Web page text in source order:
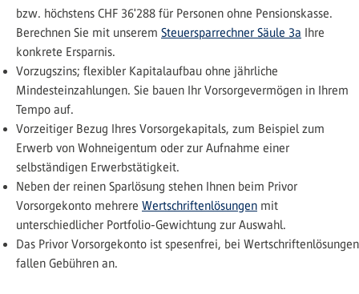
bzw. höchstens CHF 36'288 für Personen ohne Pensionskasse.
Berechnen Sie mit unserem Steuersparrechner Säule 3a Ihre
konkrete Ersparnis.
Vorzugszins; flexibler Kapitalaufbau ohne jährliche
Mindesteinzahlungen. Sie bauen Ihr Vorsorgevermögen in Ihrem
Tempo auf.
Vorzeitiger Bezug Ihres Vorsorgekapitals, zum Beispiel zum
Erwerb von Wohneigentum oder zur Aufnahme einer
selbständigen Erwerbstätigkeit.
Neben der reinen Sparlösung stehen Ihnen beim Privor
Vorsorgekonto mehrere Wertschriftenlösungen mit
unterschiedlicher Portfolio-Gewichtung zur Auswahl.
Das Privor Vorsorgekonto ist spesenfrei, bei Wertschriftenlösungen
fallen Gebühren an.